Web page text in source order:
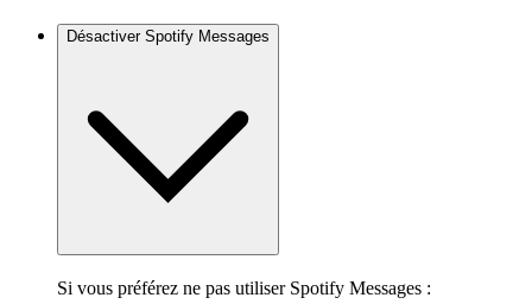
Désactiver Spotify Messages
Si vous préférez ne pas utiliser Spotify Messages :